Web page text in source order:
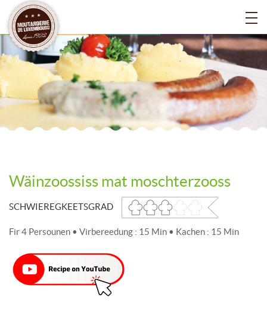
Wäinzoossiss mat moschterzooss
SCHWIEREGKEETSGRAD
Fir 4 Persounen • Virbereedung : 15 Min • Kachen : 15 Min